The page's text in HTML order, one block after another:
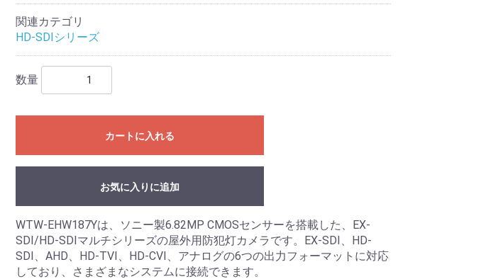
関連カテゴリ
HD-SDIシリーズ
数量
カートに入れる
お気に入りに追加
WTW-EHW187Yは、ソニー製6.82MP CMOSセンサーを搭載した、EX-
SDI/HD-SDIマルチシリーズの屋外用防犯灯カメラです。EX-SDI、HD-
SDI、AHD、HD-TVI、HD-CVI、アナログの6つの出力フォーマットに対応
しており、さまざまなシステムに接続できます。